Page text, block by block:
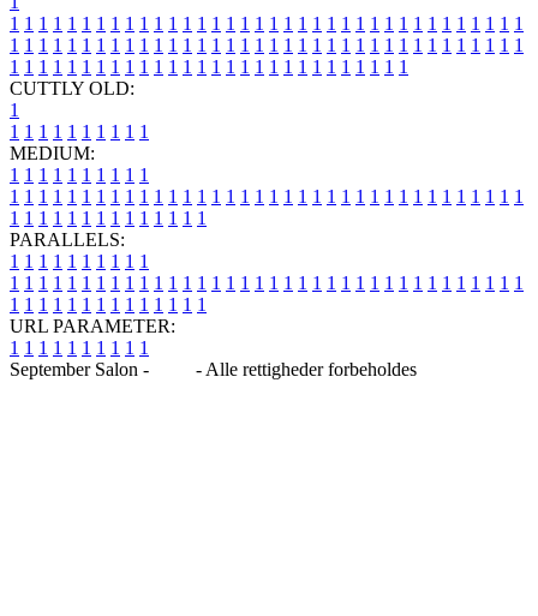
1 1 1 1 1 1 1 1 1 1 1 1 1 1 1 1 1 1 1 1 1 1 1 1 1 1 1 1 1 1 1 1 1 1 1 1
1 1 1 1 1 1 1 1 1 1 1 1 1 1 1 1 1 1 1 1 1 1 1 1 1 1 1 1 1 1 1 1 1 1 1 1
1 1 1 1 1 1 1 1 1 1 1 1 1 1 1 1 1 1 1 1 1 1 1 1 1 1 1 1
CUTTLY OLD:
1
1 1 1 1 1 1 1 1 1 1
MEDIUM:
1 1 1 1 1 1 1 1 1 1
1 1 1 1 1 1 1 1 1 1 1 1 1 1 1 1 1 1 1 1 1 1 1 1 1 1 1 1 1 1 1 1 1 1 1 1
1 1 1 1 1 1 1 1 1 1 1 1 1 1
PARALLELS:
1 1 1 1 1 1 1 1 1 1
1 1 1 1 1 1 1 1 1 1 1 1 1 1 1 1 1 1 1 1 1 1 1 1 1 1 1 1 1 1 1 1 1 1 1 1
1 1 1 1 1 1 1 1 1 1 1 1 1 1
URL PARAMETER:
1 1 1 1 1 1 1 1 1 1
September Salon -
- Alle rettigheder forbeholdes